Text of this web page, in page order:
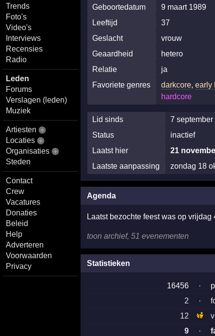
Trends
Foto's
Video's
Interviews
Recensies
Radio
Leden
Forums
Verslagen (leden)
Muziek
Artiesten
Locaties
Organisaties
Steden
Contact
Crew
Vacatures
Donaties
Beleid
Help
Adverteren
Voorwaarden
Privacy
Geboortedatum
9 maart 1989
Leeftijd
37
Geslacht
vrouw
Geaardheid
hetero
Relatie
ja
Favoriete genres
darkcore,early
hardcore
Lid sinds
7
Status
inactief
Laatst hier
21
Laatste aanpassing
zondag 18
Agenda
Laatst bezochte feest was op vrijdag
toon archief, 51 evenementen
Statistieken
16456 ·
2
·
12
9
·